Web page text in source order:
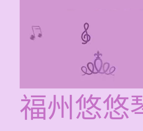
福州悠悠